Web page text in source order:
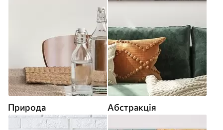
Природа Абстракція